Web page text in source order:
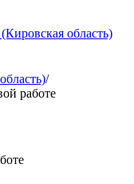
область)
/
работе